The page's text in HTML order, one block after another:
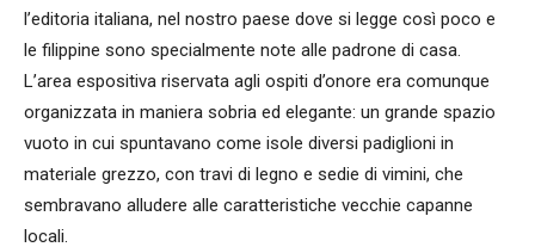
l’editoria italiana, nel nostro paese dove si legge così poco e
le filippine sono specialmente note alle padrone di casa.
L’area espositiva riservata agli ospiti d’onore era comunque
organizzata in maniera sobria ed elegante: un grande spazio
vuoto in cui spuntavano come isole diversi padiglioni in
materiale grezzo, con travi di legno e sedie di vimini, che
sembravano alludere alle caratteristiche vecchie capanne
locali.